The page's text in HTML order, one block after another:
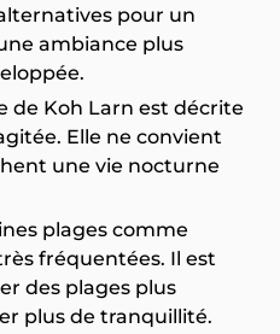
pour un
ambiance plus
de Koh Larn est décrite
Elle ne convient
une vie nocturne
plages comme
fréquentées. Il est
des plages plus
plus de tranquillité.